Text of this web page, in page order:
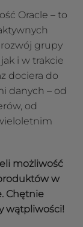
Oracle – to
grupy
i w trakcie
dociera do
danych – od
od
możliwość
w
Chętnie
wątpliwości!